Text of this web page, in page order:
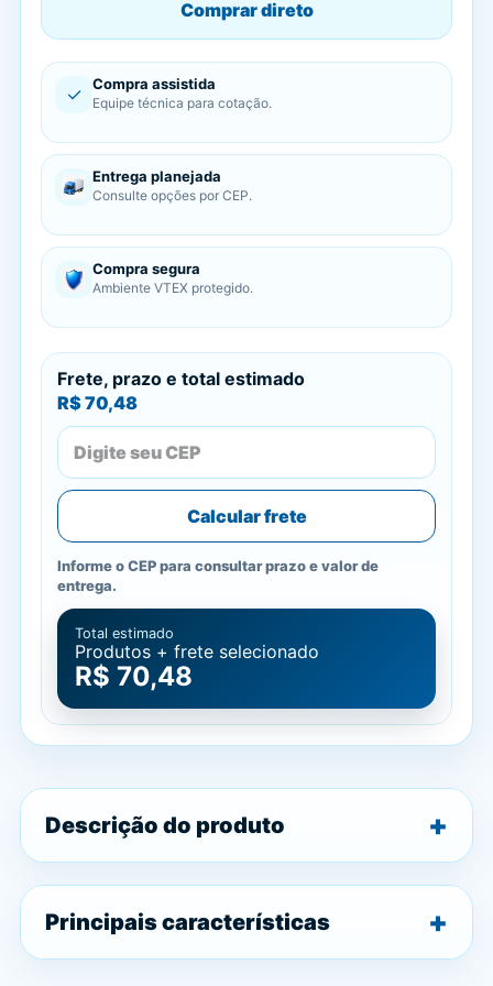
Comprar direto
✓ Compra assistida
Equipe técnica para cotação.
Entrega planejada
Consulte opções por CEP.
Compra segura
Ambiente VTEX protegido.
Frete, prazo e total estimado
R$ 70,48
Calcular frete
Informe o CEP para consultar prazo e valor de
entrega.
Total estimado
Produtos + frete selecionado
R$ 70,48
Descrição do produto
Principais características